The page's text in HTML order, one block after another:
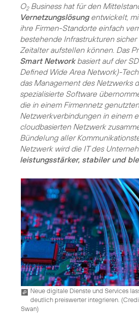
O2Business hat für den
Vernetzungslösungentwickelt,
ihre Firmen-Standorte einfach
bestehende Infrastrukturen sicher
Zeitalter aufstellen können. Das
Smart Networkbasiert auf der
Defined Wide Area Network)-
das Management des Netzwerks
spezialisierte Software
die in einem Firmennetz
Netzwerkverbindungen in einem
cloudbasierten Netzwerk
Bündelung aller
Netzwerk wird die IT des
leistungsstärker, stabiler und
Neue digitale Dienste und Services
deutlich preiswerter integrieren. (
Swan)